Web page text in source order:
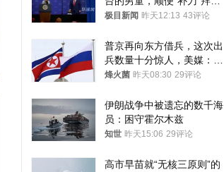
登：“我可不想他像拜登一
极目新闻 昨天12:13 43评论
普京再向东方借兵，这次出
兵数量十分惊人，美媒：俄
朝要动真格？
烽火菌 昨天08:30 29评论
伊朗战争中被遗忘的数千海
员：困守霍尔木兹
知世 昨天15:06 29评论
高市早苗就“无核三原则”的